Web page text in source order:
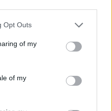
Opt Outs
of my
of my
MÁS